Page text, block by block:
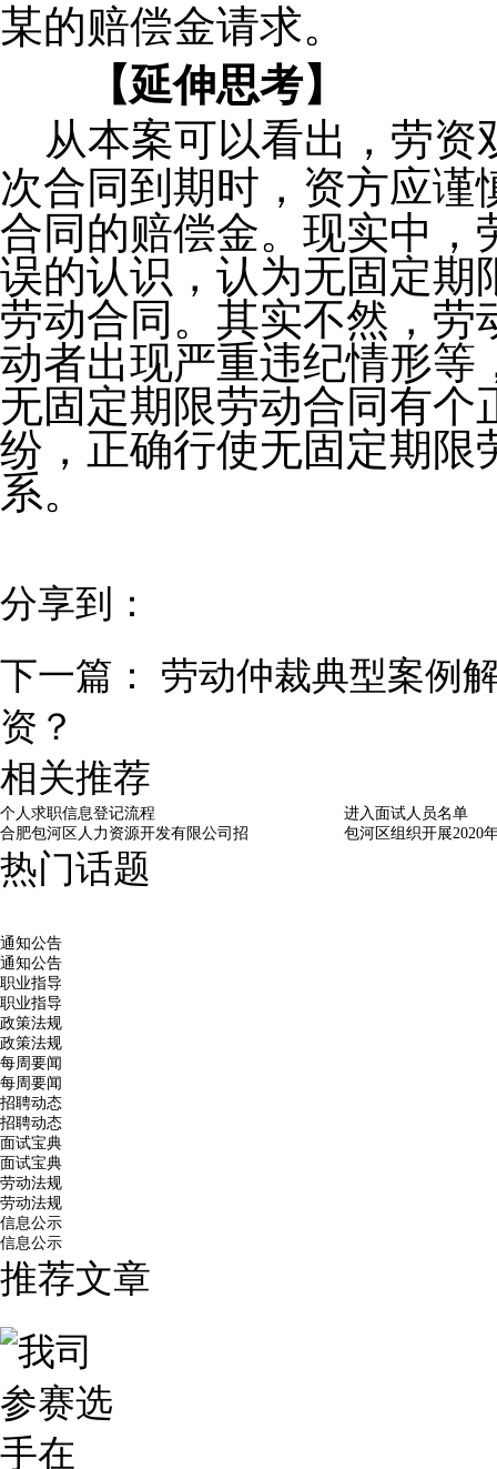
某的赔偿金请求。
【延伸思考】
从本案可以看出，劳资
次合同到期时，资方应谨
合同的赔偿金。现实中，
误的认识，认为无固定期
劳动合同。其实不然，劳
动者出现严重违纪情形等
无固定期限劳动合同有
纷，正确行使无固定期限
系。
分享到：
下一篇： 劳动仲裁典型案例
资？
相关推荐
个人求职信息登记流程
进入面试人员名单
合肥包河区人力资源开发有限公司招
包河区组织开展2020
热门话题
通知公告
通知公告
职业指导
职业指导
政策法规
政策法规
每周要闻
每周要闻
招聘动态
招聘动态
面试宝典
面试宝典
劳动法规
劳动法规
信息公示
信息公示
推荐文章